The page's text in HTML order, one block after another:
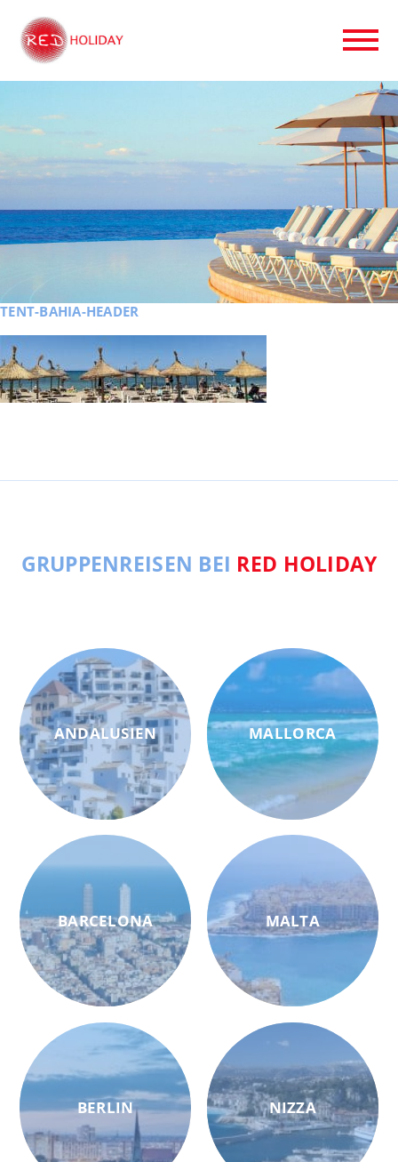
TENT-BAHIA-HEADER
GRUPPENREISEN BEI RED HOLIDAY
ANDALUSIEN
BARCELONA
BERLIN
MALLORCA
MALTA
NIZZA